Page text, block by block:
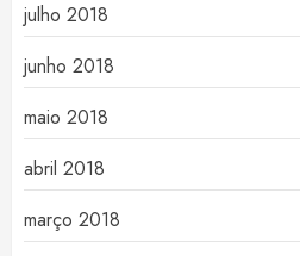
julho 2018
junho 2018
maio 2018
abril 2018
março 2018